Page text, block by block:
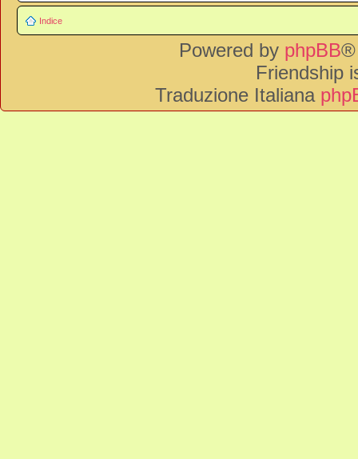
Indice
Powered by phpBB®
Friendship
Traduzione Italiana